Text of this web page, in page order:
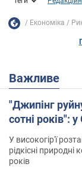
Економіка
Важливе
"Джипінг
сотні років":
У високогір'ї
рідкісні природні
років